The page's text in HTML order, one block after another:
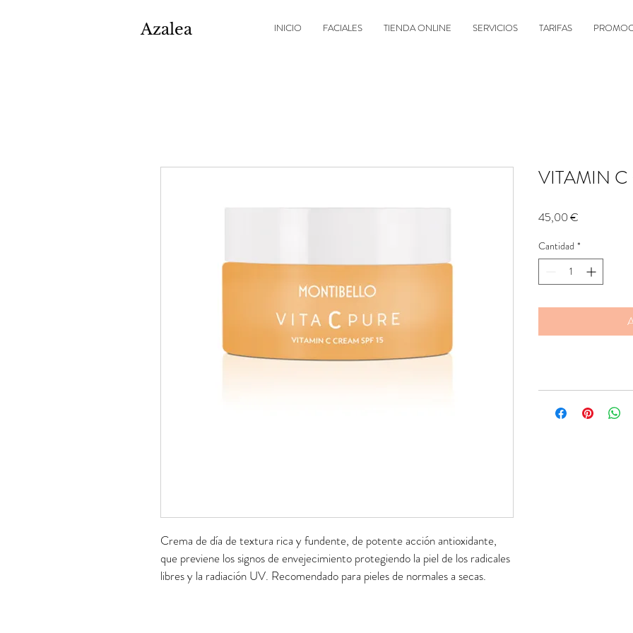
Azalea INICIO FACIALES TIENDA ONLINE SERVICIOS TARIFAS
Crema de día de textura rica y fundente, de potente acción antioxidante,
que previene los signos de envejecimiento protegiendo la piel de los radicales
libres y la radiación UV. Recomendado para pieles de normales a secas.
VITAMIN C
45,00 €
Cantidad *